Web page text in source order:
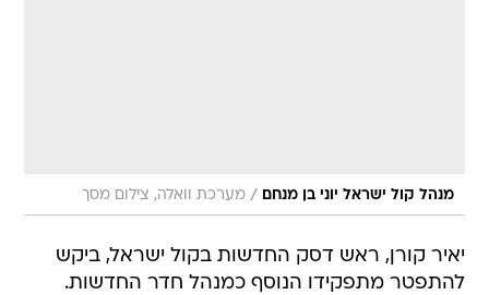
מנהל קול ישראל יוני בן מנחם / מערכת וואלה, צילום מסך
יאיר קורן, ראש דסק החדשות בקול ישראל, ביקש
להתפטר מתפקידו הנוסף כמנהל חדר החדשות.